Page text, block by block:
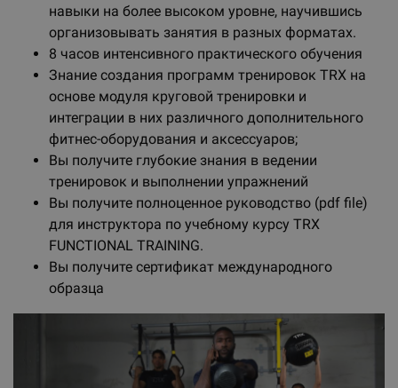
навыки на более высоком уровне, научившись
организовывать занятия в разных форматах.
8 часов интенсивного практического обучения
Знание создания программ тренировок TRX на
основе модуля круговой тренировки и
интеграции в них различного дополнительного
фитнес-оборудования и аксессуаров;
Вы получите глубокие знания в ведении
тренировок и выполнении упражнений
Вы получите полноценное руководство (pdf file)
для инструктора по учебному курсу TRX
FUNCTIONAL TRAINING.
Вы получите сертификат международного
образца